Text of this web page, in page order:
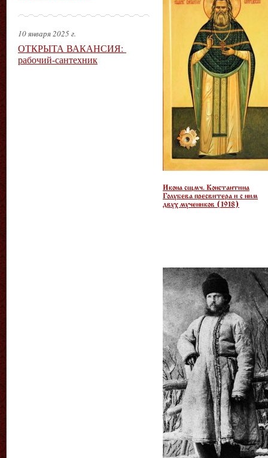
Икона сщмч. Константина
Голубева пресвитера и с ним
двух мучеников (1918)
10 января 2025 г.
ОТКРЫТА ВАКАНСИЯ:
рабочий-сантехник